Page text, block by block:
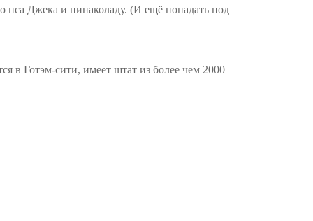
Джека и пинаколаду. (И ещё попадать под
в Готэм-сити, имеет штат из более чем 2000